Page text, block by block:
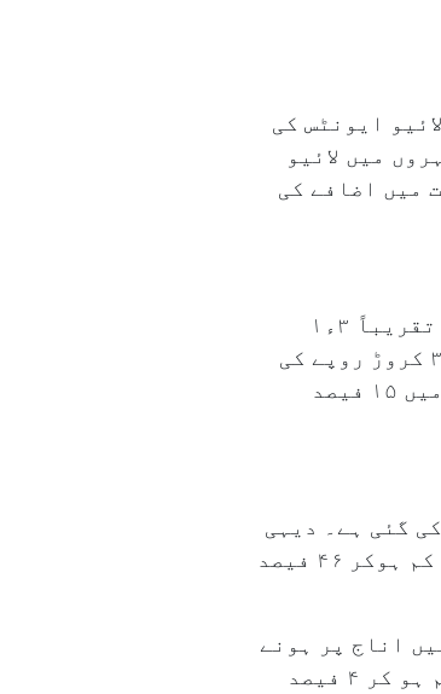
ایونٹس کی
۲۰۲۴ء کے دوران کئی بڑے شہروں میں لائیو
میں اضافے کی
رپورٹ کے مطابق، ایک بین الاقوامی میوزک کنسرٹ کیلئے صرف ۵ء۱ لاکھ ٹکٹ دستیاب ہونے کے باوجود تقریباً ۳ء۱
کروڑ لوگوں کی طرف سے مانگ دیکھی گئی۔ صرف احمد آباد میں منعقد ہونے والے ۳ کنسرٹس کیلئے ۳۲۲ کروڑ روپے کی
ٹکٹیں فروخت ہوئیں۔ ملک کی لائیو ایونٹس انڈسٹری کی قدر ۲۰۸۶۱ کروڑ روپے تک پہنچ گئی اور اس میں ۱۵ فیصد
گئی ہے۔ دیہی
علاقوں میں، ۲۰۰۰-۱۹۹۹ میں گھریلو اخراجات کا ۵۹ فیصد خوراک پر خرچ ہوتا تھا جو ۲۳-۲۰۲۲ء میں کم ہوکر ۴۶ فیصد
اناج پر ہونے
والے اخراجات ۲۲ فیصد سے کم ہو کر ۵ فیصد، جبکہ شہری علاقوں میں اناج کے اخراجات ۱۲ فیصد سے کم ہو کر ۴ فیصد